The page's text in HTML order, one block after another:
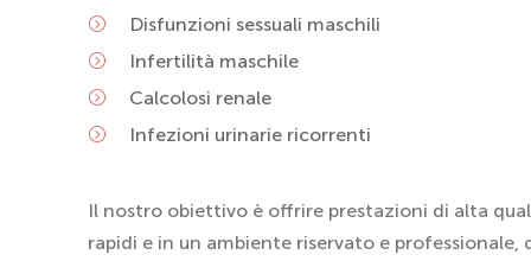
Disfunzioni sessuali maschili
Infertilità maschile
Calcolosi renale
Infezioni urinarie ricorrenti
Il nostro obiettivo è offrire prestazioni di alta
rapidi e in un ambiente riservato e professionale,